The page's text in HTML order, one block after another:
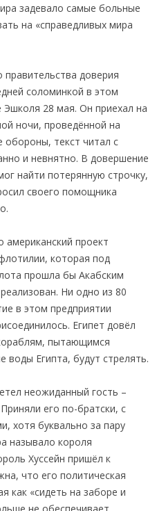
задевало самые больные
на «справедливых мира
доверия
соломинкой в этом
Эшколя 28 мая. Он приехал на
ночи, проведённой на
обороны, текст читал с
и невнятно. В довершение
найти потерянную строчку,
своего помощника
американский проект
которая под
прошла бы Акабским
Ни одно из 80
в этом предприятии
Египет довёл
пытающимся
воды Египта, будут стрелять.
неожиданный гость –
его по-братски, с
хотя буквально за пару
называло короля
Хуссейн пришёл к
что его политическая
как «сидеть на заборе и